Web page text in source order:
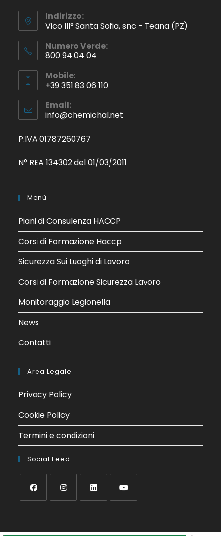
Indirizzo:
Vico III° Santa Sofia, snc - Teana (PZ)
Numero Verde:
800 94 04 04
Mobile:
+39 351 83 06 110
Email:
info@chemichal.net
P.IVA 01787260767
N° REA 134302 del 01/03/2011
Menù
Piani di Consulenza HACCP
Corsi di Formazione Haccp
Sicurezza Sui Luoghi di Lavoro
Corsi di Formazione Sicurezza Lavoro
Monitoraggio Legionella
News
Contatti
Area Legale
Privacy Policy
Cookie Policy
Termini e condizioni
Social Feed